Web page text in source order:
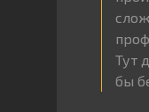
Тут
бы